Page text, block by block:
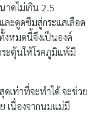
ดไม่เกิน 2.5
ะดูดซึมสู่กระแสเลือด
งหมดนี้จึงเป็นองค์
ะตุ้นให้โรคภูมิแพ้มี
เท่าที่จะทำได้ จะช่วย
เนื่องจากนมแม่มี